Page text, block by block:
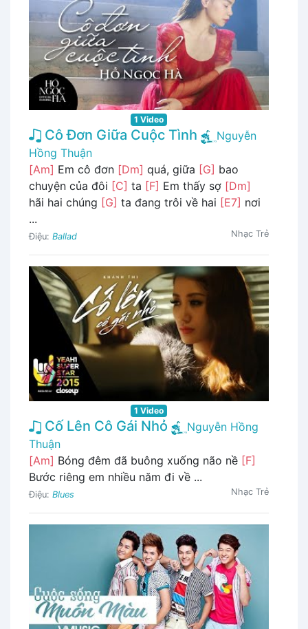
1 Video
Cô Đơn Giữa Cuộc Tình
Nguyễn
Hồng Thuận
[Am] Em cô đơn [Dm] quá, giữa [G] bao
chuyện của đôi [C] ta [F] Em thấy sợ [Dm]
hãi hai chúng [G] ta đang trôi về hai [E7] nơi
...
Điệu: Ballad Nhạc Trẻ
1 Video
Cố Lên Cô Gái Nhỏ
Nguyễn Hồng
Thuận
[Am] Bóng đêm đã buông xuống não nề [F]
Bước riêng em nhiều năm đi về ...
Điệu: Blues Nhạc Trẻ